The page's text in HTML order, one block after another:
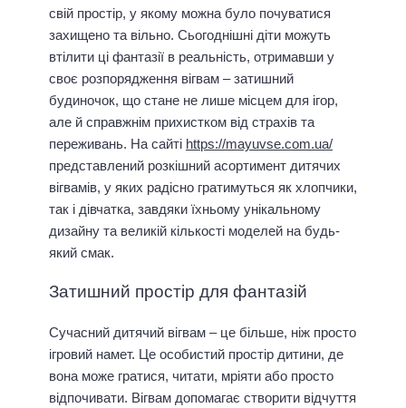
свій простір, у якому можна було почуватися
захищено та вільно. Сьогоднішні діти можуть
втілити ці фантазії в реальність, отримавши у
своє розпорядження вігвам – затишний
будиночок, що стане не лише місцем для ігор,
але й справжнім прихистком від страхів та
переживань. На сайті https://mayuvse.com.ua/
представлений розкішний асортимент дитячих
вігвамів, у яких радісно гратимуться як хлопчики,
так і дівчатка, завдяки їхньому унікальному
дизайну та великій кількості моделей на будь-
який смак.
Затишний простір для фантазій
Сучасний дитячий вігвам – це більше, ніж просто
ігровий намет. Це особистий простір дитини, де
вона може гратися, читати, мріяти або просто
відпочивати. Вігвам допомагає створити відчуття